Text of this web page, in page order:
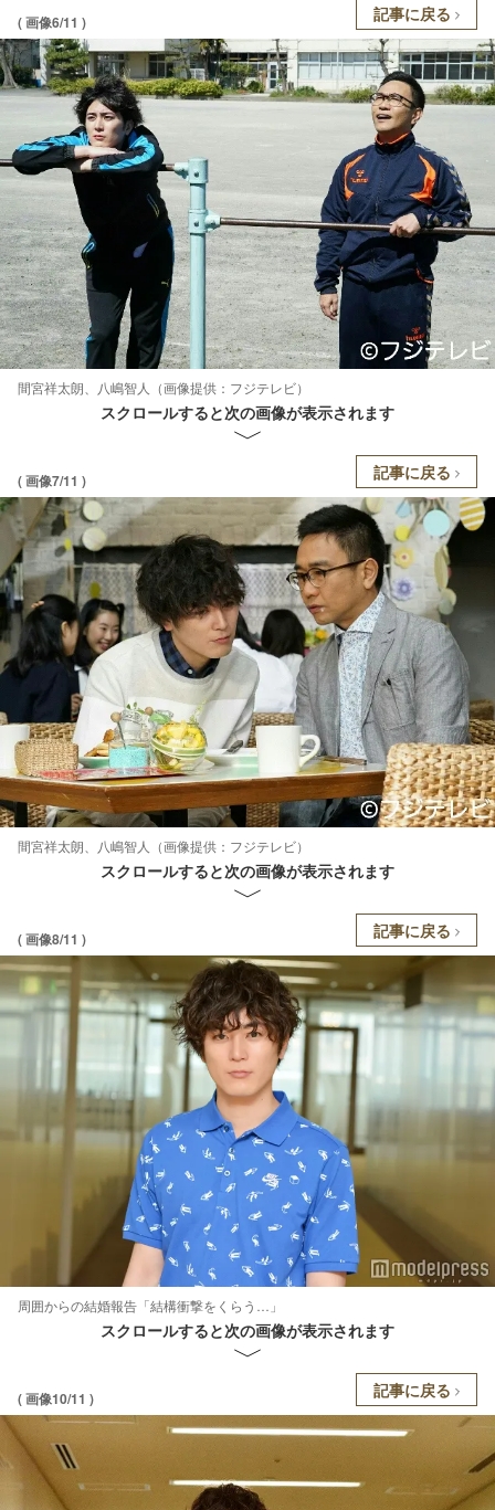
( 画像6/11 ) 記事に戻る
間宮祥太朗、八嶋智人（画像提供：フジテレビ）
スクロールすると次の画像が表示されます
( 画像7/11 ) 記事に戻る
間宮祥太朗、八嶋智人（画像提供：フジテレビ）
スクロールすると次の画像が表示されます
( 画像8/11 ) 記事に戻る
周囲からの結婚報告「結構衝撃をくらう…」
スクロールすると次の画像が表示されます
( 画像10/11 ) 記事に戻る